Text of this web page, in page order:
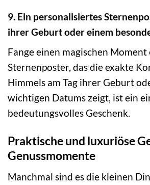
9. Ein personalisiertes
ihrer Geburt oder einem
Fange einen magischen Moment
Sternenposter, das die exakte
Himmels am Tag ihrer Geburt
wichtigen Datums zeigt, ist ein
bedeutungsvolles Geschenk.
Praktische und luxuriöse
Genussmomente
Manchmal sind es die kleinen